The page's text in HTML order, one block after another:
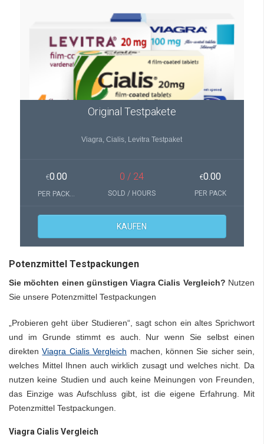
Original Testpakete
Viagra, Cialis, Levitra Testpaket
€0.00
PER PACKUNG(EN)
€0.00
PER PACK
0 / 24
SOLD / HOURS
KAUFEN
Potenzmittel Testpackungen
Sie möchten einen günstigen Viagra Cialis Vergleich? Nutzen
Sie unsere Potenzmittel Testpackungen
„Probieren geht über Studieren“, sagt schon ein altes Sprichwort
und im Grunde stimmt es auch. Nur wenn Sie selbst einen
direktenViagra Cialis Vergleich machen, können Sie sicher sein,
welches Mittel Ihnen auch wirklich zusagt und welches nicht. Da
nutzen keine Studien und auch keine Meinungen von Freunden,
das Einzige was Aufschluss gibt, ist die eigene Erfahrung. Mit
Potenzmittel Testpackungen.
Viagra Cialis Vergleich